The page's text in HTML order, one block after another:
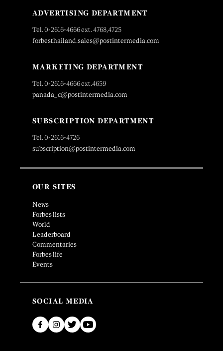
ADVERTISING DEPARTMENT
Tel. 0-2616-4666 ext. 4768,4725
forbesthailand.sales@postintermedia.com
MARKETING DEPARTMENT
Tel. 0-2616-4666 ext.4659
panada_c@postintermedia.com
SUBSCRIPTION DEPARTMENT
Tel. 0-2616-4726
subscription@postintermedia.com
OUR SITES
News
Forbes lists
World
Leaderboard
Commentaries
Forbes life
Events
SOCIAL MEDIA